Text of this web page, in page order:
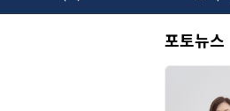
포토뉴스